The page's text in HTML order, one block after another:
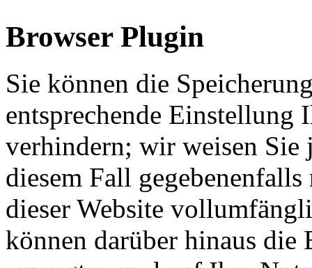
Browser Plugin
Sie können die
entsprechende Einstellung
verhindern; wir weisen Sie
diesem Fall
dieser Website
können darüber hinaus die